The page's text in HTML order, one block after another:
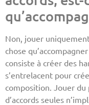
Non, jouer
chose
consiste à créer des
s’entrelacent pour
composition. Jouer
d’accords seules